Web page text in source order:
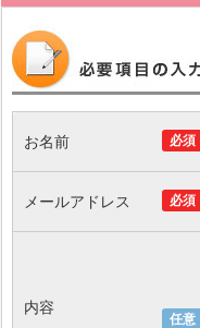
必須
お名前
必須
メールアドレス
任意
内容